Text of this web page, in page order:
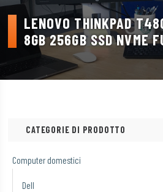
LENOVO THINKPAD
8GB 256GB SSD NVME
CATEGORIE DI PRODOTTO
Computer domestici
Dell